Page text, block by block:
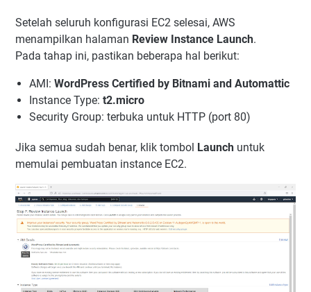
Setelah seluruh konfigurasi EC2 selesai, AWS
menampilkan halaman Review Instance Launch.
Pada tahap ini, pastikan beberapa hal berikut:
AMI: WordPress Certified by Bitnami and Automattic
Instance Type: t2.micro
Security Group: terbuka untuk HTTP (port 80)
Jika semua sudah benar, klik tombol Launch untuk
memulai pembuatan instance EC2.